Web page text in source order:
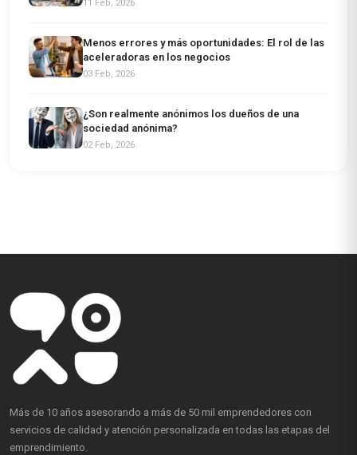
11 Feb, 2026
Menos errores y más oportunidades: El rol de las
aceleradoras en los negocios
03 Feb, 2026
¿Son realmente anónimos los dueños de una
sociedad anónima?
02 Feb, 2026
Más de 10 años asesorando a más de 50 mil emprendedores con
servicios de calidad y atención personalizada en todas las etapas del
emprendimiento.